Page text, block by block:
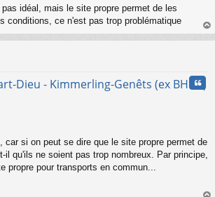
idéal, mais le site propre permet de les
conditions, ce n'est pas trop problématique
au
Dieu - Kimmerling-Genêts (ex BHNS)
car si on peut se dire que le site propre permet de
il qu'ils ne soient pas trop nombreux. Par principe,
propre pour transports en commun...